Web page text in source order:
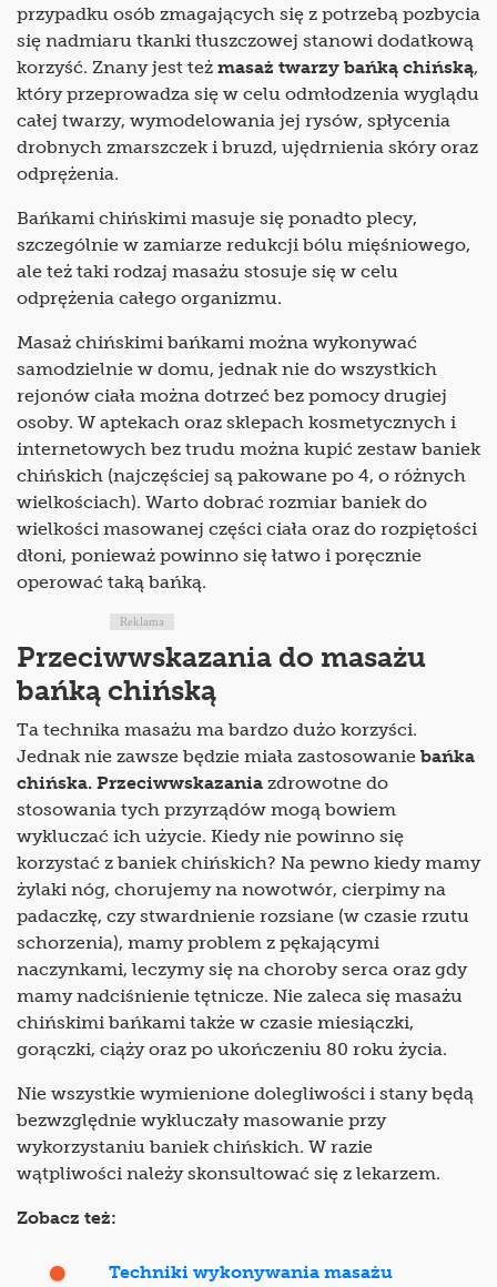
przypadku osób zmagających się z potrzebą pozbycia
się nadmiaru tkanki tłuszczowej stanowi dodatkową
korzyść. Znany jest też masaż twarzy bańką chińską,
który przeprowadza się w celu odmłodzenia wyglądu
całej twarzy, wymodelowania jej rysów, spłycenia
drobnych zmarszczek i bruzd, ujędrnienia skóry oraz
odprężenia.
Bańkami chińskimi masuje się ponadto plecy,
szczególnie w zamiarze redukcji bólu mięśniowego,
ale też taki rodzaj masażu stosuje się w celu
odprężenia całego organizmu.
Masaż chińskimi bańkami można wykonywać
samodzielnie w domu, jednak nie do wszystkich
rejonów ciała można dotrzeć bez pomocy drugiej
osoby. W aptekach oraz sklepach kosmetycznych i
internetowych bez trudu można kupić zestaw baniek
chińskich (najczęściej są pakowane po 4, o różnych
wielkościach). Warto dobrać rozmiar baniek do
wielkości masowanej części ciała oraz do rozpiętości
dłoni, ponieważ powinno się łatwo i poręcznie
operować taką bańką.
Reklama
Przeciwwskazania do masażu
bańką chińską
Ta technika masażu ma bardzo dużo korzyści.
Jednak nie zawsze będzie miała zastosowanie bańka
chińska. Przeciwwskazania zdrowotne do
stosowania tych przyrządów mogą bowiem
wykluczać ich użycie. Kiedy nie powinno się
korzystać z baniek chińskich? Na pewno kiedy mamy
żylaki nóg, chorujemy na nowotwór, cierpimy na
padaczkę, czy stwardnienie rozsiane (w czasie rzutu
schorzenia), mamy problem z pękającymi
naczynkami, leczymy się na choroby serca oraz gdy
mamy nadciśnienie tętnicze. Nie zaleca się masażu
chińskimi bańkami także w czasie miesiączki,
gorączki, ciąży oraz po ukończeniu 80 roku życia.
Nie wszystkie wymienione dolegliwości i stany będą
bezwzględnie wykluczały masowanie przy
wykorzystaniu baniek chińskich. W razie
wątpliwości należy skonsultować się z lekarzem.
Zobacz też:
Techniki wykonywania masażu